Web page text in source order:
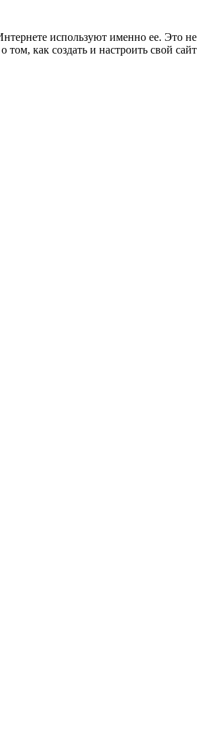
используют именно ее. Это не
как создать и настроить свой сайт